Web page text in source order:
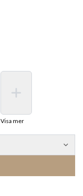
Visa mer